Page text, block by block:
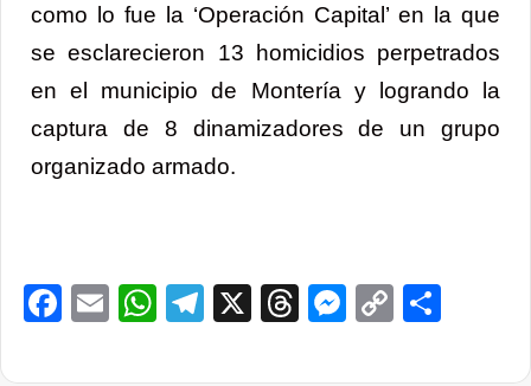
como lo fue la ‘Operación Capital’ en la que
se esclarecieron 13 homicidios perpetrados
en el municipio de Montería y logrando la
captura de 8 dinamizadores de un grupo
organizado armado.
Facebook
EmailWhatsApp
Telegram
X ThreadsCopy